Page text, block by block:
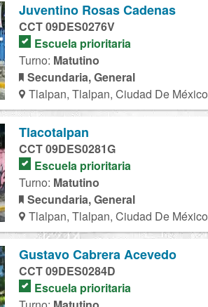
Juventino Rosas Cadenas
CCT 09DES0276V
Escuela prioritaria
Turno: Matutino
Secundaria, General
Tlalpan, Tlalpan, Ciudad De México
Tlacotalpan
CCT 09DES0281G
Escuela prioritaria
Turno: Matutino
Secundaria, General
Tlalpan, Tlalpan, Ciudad De México
Gustavo Cabrera Acevedo
CCT 09DES0284D
Escuela prioritaria